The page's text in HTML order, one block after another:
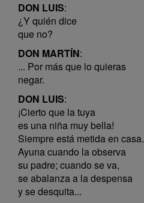
DON LUIS:
¿Y quién dice
que no?
DON MARTÍN:
... Por más que lo quieras
negar.
DON LUIS:
¡Cierto que la tuya
es una niña muy bella!
Siempre está metida en casa.
Ayuna cuando la observa
su padre; cuando se va,
se abalanza a la despensa
y se desquita...